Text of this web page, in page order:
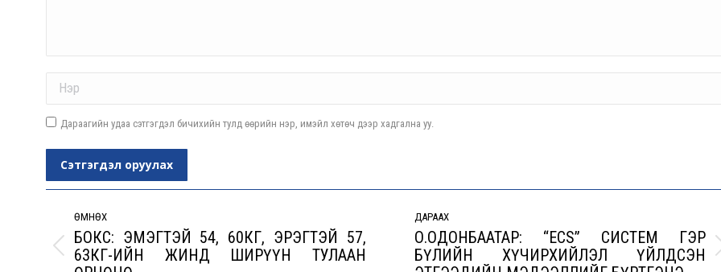
Дараагийн удаа сэтгэгдэл бичихийн тулд өөрийн нэр, имэйл хөтөч дээр хадгална уу.
Сэтгэгдэл оруулах
navigation
ӨМНӨХ
Previous
БОКС: ЭМЭГТЭЙ 54, 60КГ, ЭРЭГТЭЙ 57,
63КГ-ИЙН ЖИНД ШИРҮҮН ТУЛААН
ДАРААХ
Next
О.ОДОНБААТАР: “ECS” СИСТЕМ ГЭР
БҮЛИЙН ХҮЧИРХИЙЛЭЛ ҮЙЛДСЭН